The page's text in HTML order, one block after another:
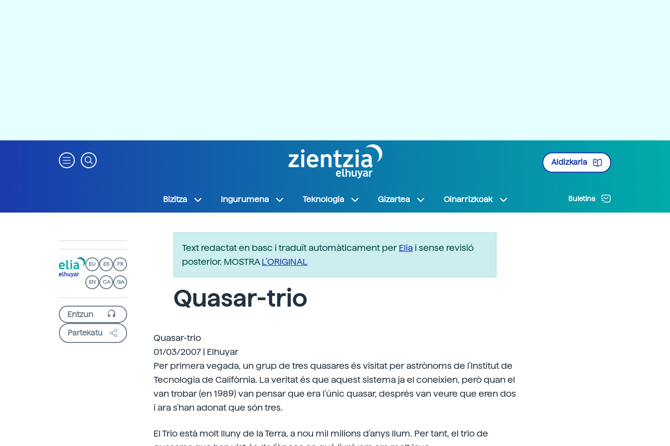
Aldizkaria
Bizitza Ingurumena Teknologia Gizartea Oinarrizkoak Buletina
EU ES FR
EN CA GA
Partekatu
Text redactat en basc i traduït automàticament perElia i sense revisió
posterior. MOSTRAL’ORIGINAL
Quasar-trio
Quasar-trio
01/03/2007 | Elhuyar
Per primera vegada, un grup de tres quasares és visitat per astrònoms de l'Institut de
Tecnologia de Califòrnia. La veritat és que aquest sistema ja el coneixien, però quan el
van trobar (en 1989) van pensar que era l'únic quasar, després van veure que eren dos
i ara s'han adonat que són tres.
El Trio està molt lluny de la Terra, a nou mil milions d'anys llum. Per tant, el trio de